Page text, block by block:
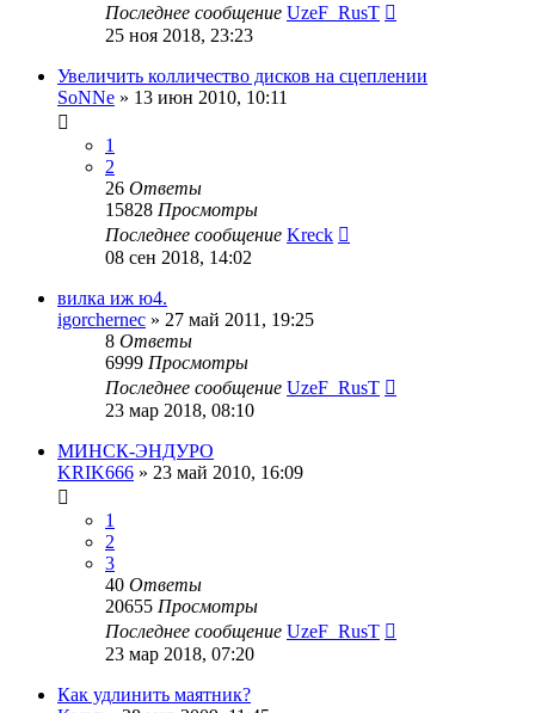
Последнее сообщение UzeF_RusT
25 ноя 2018, 23:23
Увеличить колличество дисков на сцеплении
SoNNe » 13 июн 2010, 10:11
1
2
26 Ответы
15828 Просмотры
Последнее сообщение Kreck
08 сен 2018, 14:02
вилка иж ю4.
igorchernec » 27 май 2011, 19:25
8 Ответы
6999 Просмотры
Последнее сообщение UzeF_RusT
23 мар 2018, 08:10
МИНСК-ЭНДУРО
KRIK666 » 23 май 2010, 16:09
1
2
3
40 Ответы
20655 Просмотры
Последнее сообщение UzeF_RusT
23 мар 2018, 07:20
Как удлинить маятник?